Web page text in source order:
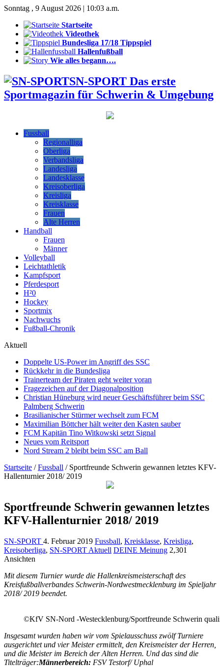
Sonntag , 9 August 2026 | 10:03 a.m.
Startseite
Videothek
Bundesliga 17/18 Tippspiel
Hallenfußball
Wie alles begann….
SN-SPORT Das erste
Sportmagazin für Schwerin & Umgebung
Fussball
Regionalliga
Oberliga
Verbandsliga
Landesliga
Landesklasse
Kreisoberliga
Kreisliga
Kreisklasse
Frauen
Alte Herren
Handball
Frauen
Männer
Volleyball
Leichtathletik
Kampfsport
Pferdesport
H²0
Hockey
Sportmix
Nachwuchs
Fußball-Chronik
Aktuell
Doppelte US-Power im Angriff des SSC
Rückkehr in die Bundesliga
Trainerteam der Piraten geht weiter voran
Fragezeichen auf der Diagonalposition
Christian Hüneburg wird neuer Geschäftsführer beim SSC
Palmberg Schwerin
Brasilianischer Stürmer wechselt zum FCM
Maximilian Böttcher hält weiter den Kasten sauber
FCM Kapitän Tino Witkowski setzt Signal
Neues vom Reitsport
Nord Stream 2 bleibt beim SSC am Ball
Startseite / Fussball / Sportfreunde Schwerin gewannen letztes KFV-
Hallenturnier 2018/ 2019
Sportfreunde Schwerin gewannen letztes
KFV-Hallenturnier 2018/ 2019
SN-SPORT 4. Februar 2019 Fussball, Kreisklasse, Kreisliga,
Kreisoberliga, SN-SPORT Aktuell DEINE Meinung 2,301
Ansichten
Mit diesem Turnier wurde die Hallenkreismeisterschaft des
Kreisfußballverbandes Schwerin-Nordwestmecklenburg im Spieljahr
2018/ 2019 beendet.
©KfV SN-Nord -Westecklenburg/Sportfreunde Schwerin
Insgesamt wurden haben wir vom Spielausschuss zwölf Turniere
ausgerichtet und vier Meister ermittelt, den Kreismeister der Herren,
und die Meister im Bereich der Alten Herren. Und das sind die
Titelträger:Männerbereich: FSV Testorf/ Uphal